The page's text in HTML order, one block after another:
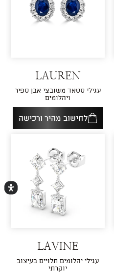
LAUREN
עגילי סטאד משובצי אבן ספיר
ויהלומים
לחישוב מהיר ורכישה
LAVINE
עגילי יהלומים תלויים בעיצוב
יוקרתי